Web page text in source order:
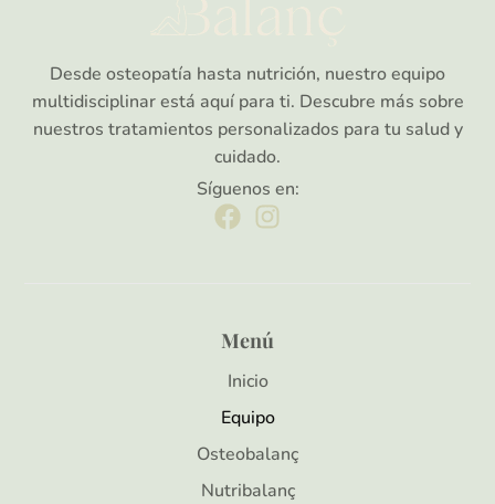
Desde osteopatía hasta nutrición, nuestro equipo
multidisciplinar está aquí para ti. Descubre más sobre
nuestros tratamientos personalizados para tu salud y
cuidado.
Síguenos en:
Menú
Inicio
Equipo
Osteobalanç
Nutribalanç